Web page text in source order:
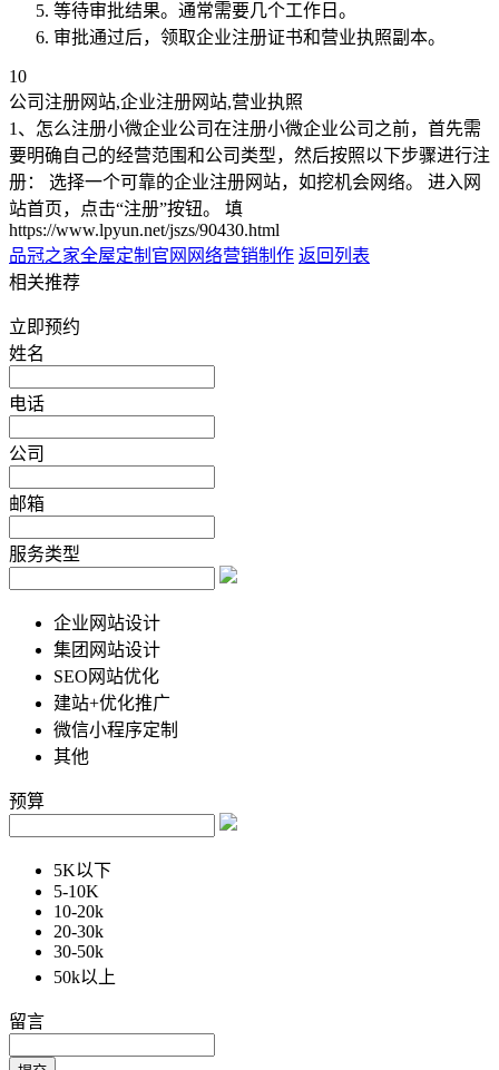
等待审批结果。通常需要几个工作日。
审批通过后，领取企业注册证书和营业执照副本。
10
公司注册网站,企业注册网站,营业执照
1、怎么注册小微企业公司在注册小微企业公司之前，首先需
要明确自己的经营范围和公司类型，然后按照以下步骤进行注
册： 选择一个可靠的企业注册网站，如挖机会网络。 进入网
站首页，点击“注册”按钮。 填
https://www.lpyun.net/jszs/90430.html
品冠之家全屋定制官网 网络营销制作 返回列表
相关推荐
立即预约
姓名
电话
公司
邮箱
服务类型
企业网站设计
集团网站设计
SEO网站优化
建站+优化推广
微信小程序定制
其他
预算
5K以下
5-10K
10-20k
20-30k
30-50k
50k以上
留言